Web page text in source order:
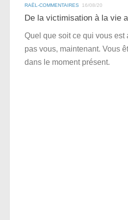
RAËL-COMMENTAIRES 16/08/20
De la victimisation à la vie
Quel que soit ce qui vous est
pas vous, maintenant. Vous
dans le moment présent.